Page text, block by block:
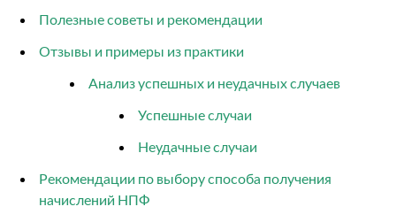
Полезные советы и рекомендации
Отзывы и примеры из практики
Анализ успешных и неудачных случаев
Успешные случаи
Неудачные случаи
Рекомендации по выбору способа получения
начислений НПФ